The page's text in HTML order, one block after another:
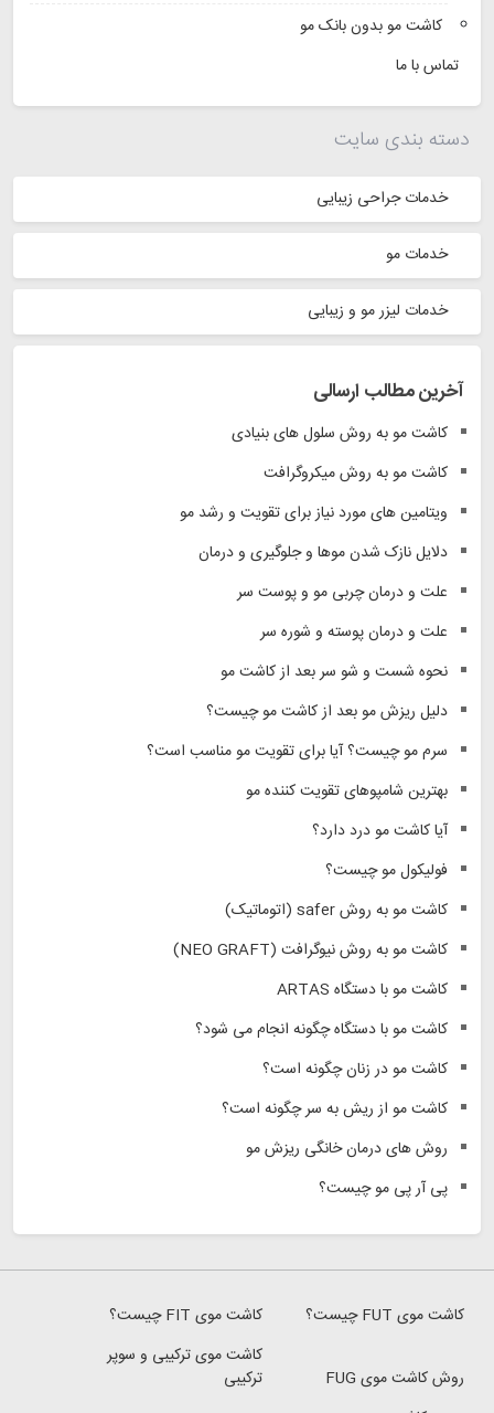
کاشت مو بدون بانک مو
تماس با ما
دسته بندی سایت
خدمات جراحی زیبایی
خدمات مو
خدمات لیزر مو و زیبایی
آخرین مطالب ارسالی
کاشت مو به روش سلول های بنیادی
کاشت مو به روش میکروگرافت
ویتامین های مورد نیاز برای تقویت و رشد مو
دلایل نازک شدن موها و جلوگیری و درمان
علت و درمان چربی مو و پوست سر
علت و درمان پوسته و شوره سر
نحوه شست و شو سر بعد از کاشت مو
دلیل ریزش مو بعد از کاشت مو چیست؟
سرم مو چیست؟ آیا برای تقویت مو مناسب است؟
بهترین شامپوهای تقویت کننده مو
آیا کاشت مو درد دارد؟
فولیکول مو چیست؟
کاشت مو به روش safer (اتوماتیک)
کاشت مو به روش نیوگرافت (NEO GRAFT)
کاشت مو با دستگاه ARTAS
کاشت مو با دستگاه چگونه انجام می شود؟
کاشت مو در زنان چگونه است؟
کاشت مو از ریش به سر چگونه است؟
روش های درمان خانگی ریزش مو
پی آر پی مو چیست؟
کاشت موی FUT چیست؟ کاشت موی FIT چیست؟
روش کاشت موی FUG
کاشت موی ترکیبی و سوپر
ترکیبی